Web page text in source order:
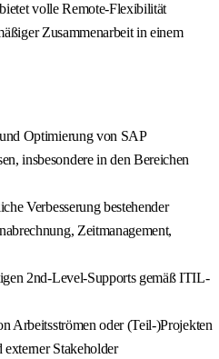
volle Remote-Flexibilität
Zusammenarbeit in einem
Optimierung von SAP
insbesondere in den Bereichen
Verbesserung bestehender
Zeitmanagement,
2nd-Level-Supports gemäß ITIL-
Arbeitsströmen oder (Teil-)Projekten
Stakeholder